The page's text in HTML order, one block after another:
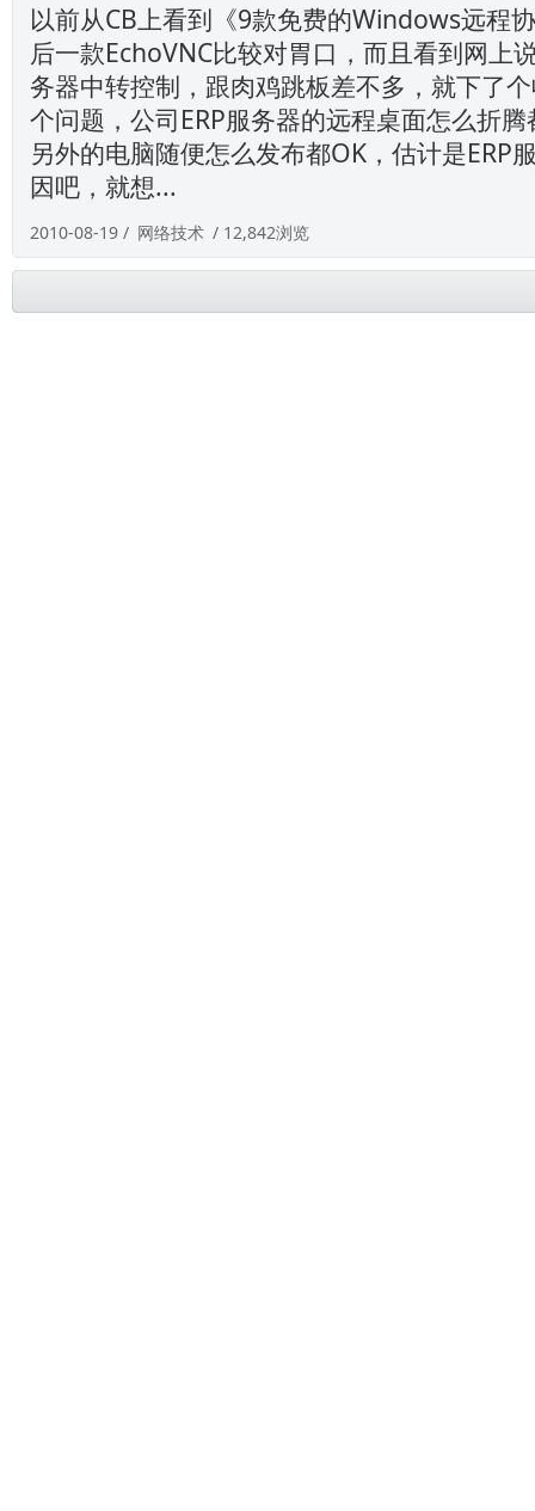
以前从CB上看到《9款免费的Windows远程
后一款EchoVNC比较对胃口，而且看到网上
务器中转控制，跟肉鸡跳板差不多，就下了
个问题，公司ERP服务器的远程桌面怎么折
另外的电脑随便怎么发布都OK，估计是ERP
因吧，就想...
2010-08-19 / 网络技术 / 12,842浏览